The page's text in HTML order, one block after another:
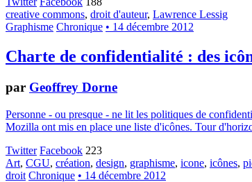
creative commons, droit d'auteur, Lawrence Lessig
Graphisme Chronique • 14 décembre 2012
Charte de confidentialité : des
par Geoffrey Dorne
Personne - ou presque - ne lit les politiques de
Mozilla ont mis en place une liste d'icônes. Tour
Twitter Facebook 223
Art, CGU, création, design, graphisme, icone, icônes,
droit Chronique • 14 décembre 2012